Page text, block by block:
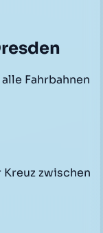
Fahrbahnen
zwischen